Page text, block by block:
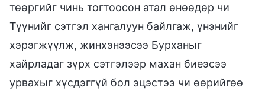
төөргийг чинь тогтоосон атал өнөөдөр чи
Түүнийг сэтгэл хангалуун байлгаж, үнэнийг
хэрэгжүүлж, жинхэнээсээ Бурханыг
хайрладаг зүрх сэтгэлээр махан биеэсээ
урвахыг хүсдэггүй бол эцэстээ чи өөрийгөө